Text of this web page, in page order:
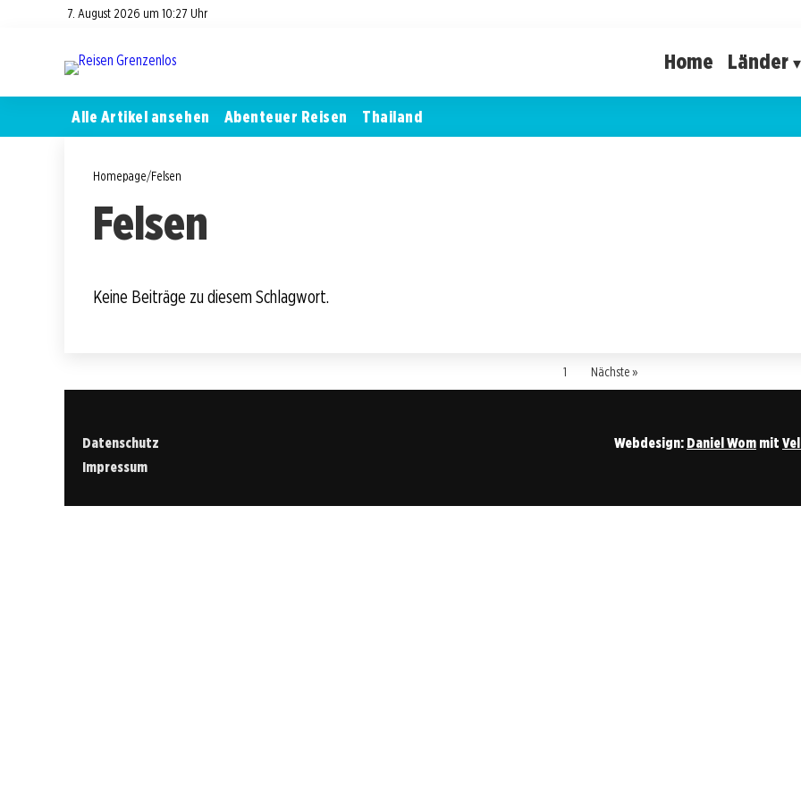
7. August 2026 um 10:27 Uhr
Home Länder
Alle Artikel ansehen Abenteuer Reisen Thailand
Homepage/Felsen
Felsen
Keine Beiträge zu diesem Schlagwort.
1 Nächste »
Datenschutz
Impressum
Webdesign: Daniel Wom mit